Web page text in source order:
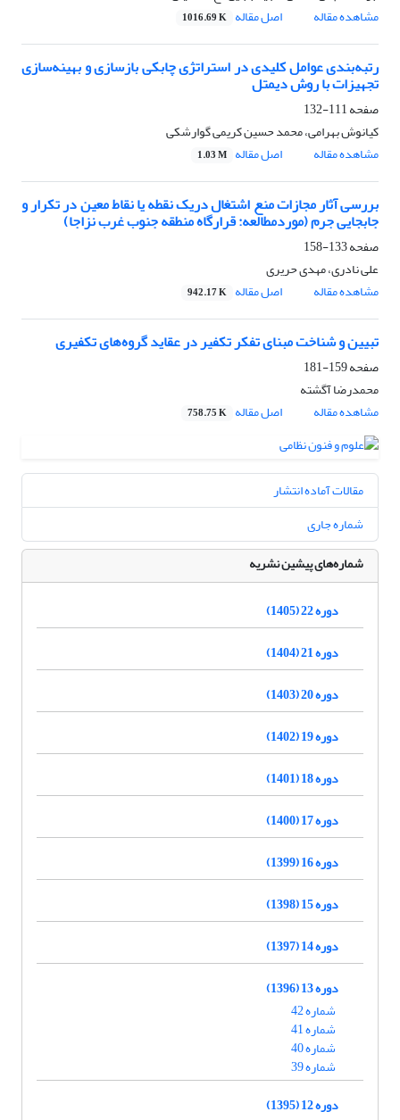
مشاهده مقاله
اصل مقاله 1016.69 K
رتبه‌بندی عوامل کلیدی در استراتژی چابکی بازسازی و بهینه‌سازی
تجهیزات با روش دیمتل
صفحه111-132
کیانوش بهرامی، محمد حسین کریمی گوارشکی
مشاهده مقاله
اصل مقاله 1.03 M
بررسی آثار مجازات منع اشتغال دریک نقطه یا نقاط معین در تکرار و
جابجایی جرم (موردمطالعه: قرارگاه منطقه جنوب غرب نزاجا)
صفحه133-158
علی نادری، مهدی حریری
مشاهده مقاله
اصل مقاله 942.17 K
تبیین و شناخت مبنای تفکر تکفیر در عقاید گروه‌های تکفیری
صفحه159-181
محمدرضا آگشته
مشاهده مقاله
اصل مقاله 758.75 K
مقالات آماده انتشار
شماره جاری
شماره‌های پیشین نشریه
دوره 22 (1405)
دوره 21 (1404)
دوره 20 (1403)
دوره 19 (1402)
دوره 18 (1401)
دوره 17 (1400)
دوره 16 (1399)
دوره 15 (1398)
دوره 14 (1397)
دوره 13 (1396)
شماره 42
شماره 41
شماره 40
شماره 39
دوره 12 (1395)